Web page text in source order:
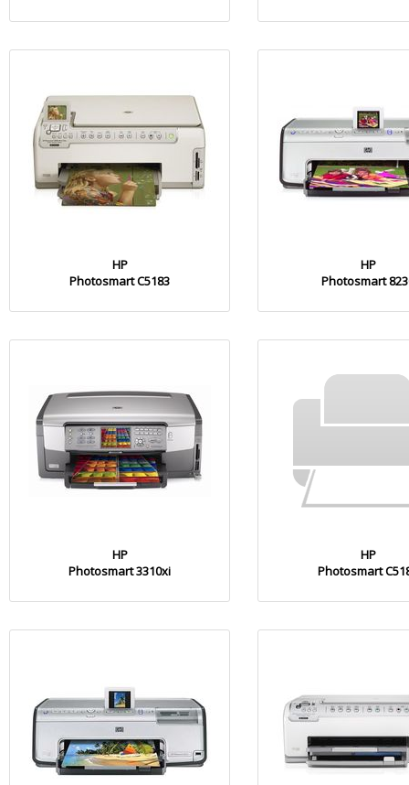
HP
Photosmart C5183
HP
Photosmart
HP
Photosmart 3310xi
HP
Photosmart